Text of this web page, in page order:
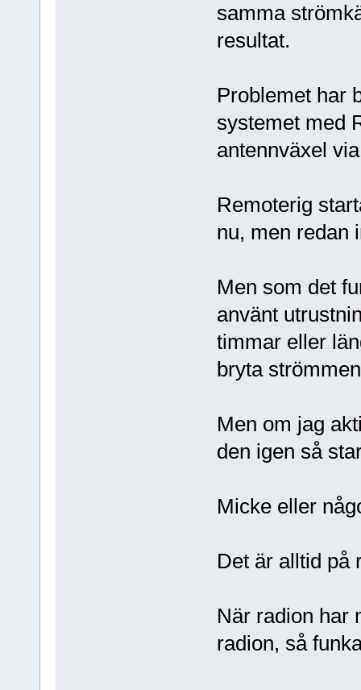
samma
resultat.
Problemet har
systemet med
antennväxel
Remoterig
nu, men redan
Men som det
använt
timmar eller
bryta
Men om jag
den igen så
Micke eller
Det är alltid på
När radion har
radion, så